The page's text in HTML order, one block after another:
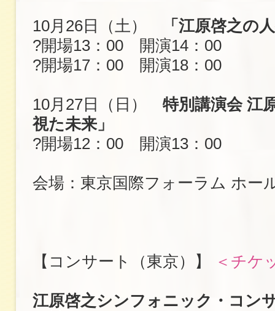
10月26日（土）
「江原啓之の
?開場13：00 開演14：00
?開場17：00 開演18：00
10月27日（日） 特別講演会 江
視た未来」
?開場12：00 開演13：00
会場：東京国際フォーラム ホー
【コンサート（東京）】 ＜チケ
江原啓之シンフォニック・コン